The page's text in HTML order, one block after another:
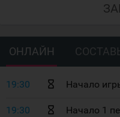
ОНЛАЙН
19:30 Начало
19:30 Начало 1